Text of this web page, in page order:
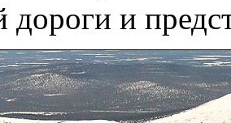
дороги и